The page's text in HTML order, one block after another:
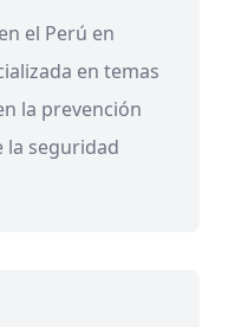
el Perú en
en temas
la prevención
la seguridad